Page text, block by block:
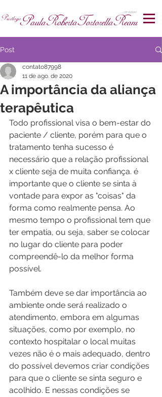
Post
A importância da aliança
terapêutica
contato87998
11 de ago. de 2020
Todo profissional visa o bem-estar do
paciente / cliente, porém para que o
tratamento tenha sucesso é
necessário que a relação profissional
x cliente seja de muita confiança. é
importante que o cliente se sinta à
vontade para expor as "coisas" da
forma como realmente pensa. Ao
mesmo tempo o profissional tem que
ter empatia, ou seja, saber se colocar
no lugar do cliente para poder
compreendê-lo da melhor forma
possível.
Também deve se dar importância ao
ambiente onde será realizado o
atendimento, embora em algumas
situações, como por exemplo, no
contexto hospitalar o local muitas
vezes não é o mais adequado, dentro
do possível devemos criar condições
para que o cliente se sinta seguro e
acolhido. E nessas condições se